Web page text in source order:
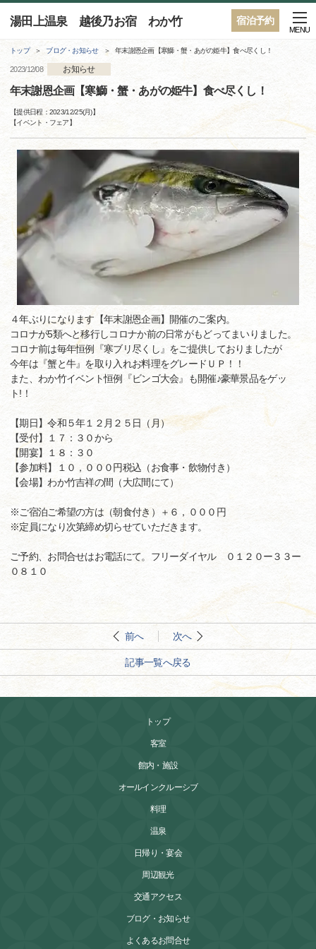
宿泊予約
湯田上温泉 越後乃お宿 わか竹
MENU
トップ ブログ・お知らせ 年末謝恩企画【寒鰤・蟹・あがの姫牛】食べ尽くし！
2023/12/08 お知らせ
年末謝恩企画【寒鰤・蟹・あがの姫牛】食べ尽くし！
【提供日程：2023/12/25(月)】
【イベント・フェア】
４年ぶりになります【年末謝恩企画】開催のご案内。
コロナが5類へと移行しコロナか前の日常がもどってまいりました。
コロナ前は毎年恒例『寒ブリ尽くし』をご提供しておりましたが
今年は『蟹と牛』を取り入れお料理をグレードＵＰ！！
また、わか竹イベント恒例『ビンゴ大会』も開催♪豪華景品をゲッ
ト!！
【期日】令和５年１２月２５日（月）
【受付】１７：３０から
【開宴】１８：３０
【参加料】１０，０００円税込（お食事・飲物付き）
【会場】わか竹吉祥の間（大広間にて）
※ご宿泊ご希望の方は（朝食付き）＋６，０００円
※定員になり次第締め切らせていただきます。
ご予約、お問合せはお電話にて。フリーダイヤル ０１２０ー３３ー
０８１０
前へ 次へ
記事一覧へ戻る
トップ
客室
館内・施設
オールインクルーシブ
料理
温泉
日帰り・宴会
周辺観光
交通アクセス
ブログ・お知らせ
よくあるお問合せ